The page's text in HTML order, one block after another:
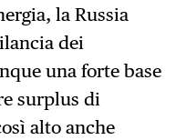
la Russia
dei
una forte base
surplus di
alto anche